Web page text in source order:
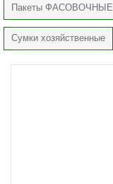
Пакеты ФАСОВОЧНЫЕ
Сумки хозяйственные